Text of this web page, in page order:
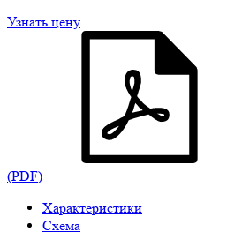
Узнать цену
(PDF)
Характеристики
Схема